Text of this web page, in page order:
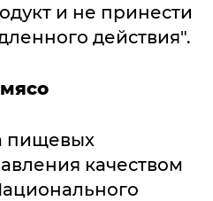
и не принести
действия".
пищевых
качеством